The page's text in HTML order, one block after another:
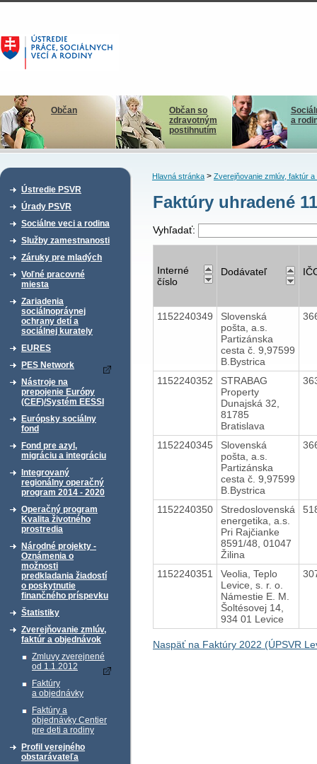
Občan
Občan so
zdravotným
postihnutím
a
Ústredie PSVR
Úrady PSVR
Sociálne veci a rodina
Služby zamestnanosti
Záruky pre mladých
Voľné pracovné
miesta
Zariadenia
sociálnoprávnej
ochrany detí a
sociálnej kurately
EURES
PES Network
Nástroje na
prepojenie Európy
(CEF)/Systém EESSI
Európsky sociálny
fond
Fond pre azyl,
migráciu a integráciu
Integrovaný
regionálny operačný
program 2014 - 2020
Operačný program
Kvalita životného
prostredia
Národné projekty -
Oznámenia o
možnosti
predkladania žiadostí
o poskytnutie
finančného príspevku
Štatistiky
Zverejňovanie zmlúv,
faktúr a objednávok
Zmluvy zverejnené
od 1.1.2012
Faktúry
a objednávky
Faktúry a
objednávky Centier
pre deti a rodiny
Profil verejného
obstarávateľa
Hlavná stránka> Zverejňovanie zmlúv, faktúr a
Faktúry uhradené
Vyhľadať:
Interné
číslo
Dodávateľ
1152240349
Slovenská
pošta, a.s.
Partizánska
cesta č. 9,97599
B.Bystrica
1152240352
STRABAG
Property
Dunajská 32,
81785
Bratislava
1152240345
Slovenská
pošta, a.s.
Partizánska
cesta č. 9,97599
B.Bystrica
1152240350
Stredoslovenská
energetika, a.s.
Pri Rajčianke
8591/48, 01047
Žilina
1152240351
Veolia, Teplo
Levice, s. r. o.
Námestie E. M.
Šoltésovej 14,
934 01 Levice
Naspäť na Faktúry 2022 (ÚPSVR